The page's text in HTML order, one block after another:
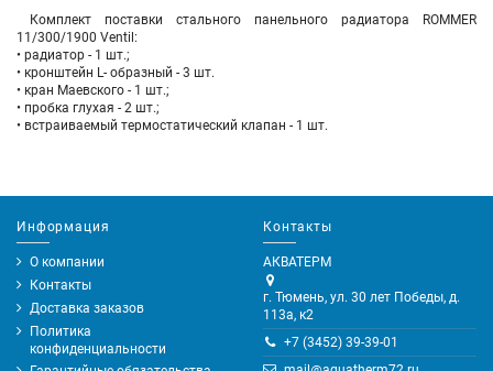
Комплект поставки стального панельного радиатора ROMMER
11/300/1900 Ventil:
• радиатор - 1 шт.;
• кронштейн L- образный - 3 шт.
• кран Маевского - 1 шт.;
• пробка глухая - 2 шт.;
• встраиваемый термостатический клапан - 1 шт.
Информация
О компании
Контакты
Доставка заказов
Политика
конфиденциальности
Контакты
АКВАТЕРМ
г. Тюмень, ул. 30 лет Победы, д.
113а, к2
+7 (3452) 39-39-01